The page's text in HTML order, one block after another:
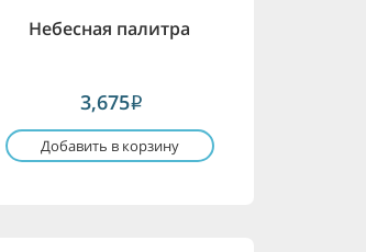
Небесная палитра
3,675i
Добавить в корзину